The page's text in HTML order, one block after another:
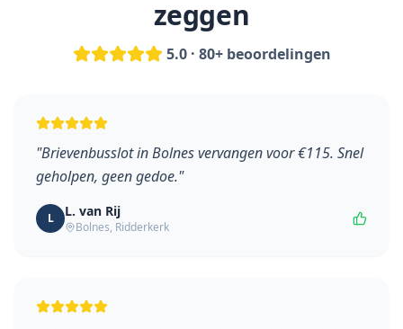
zeggen
5.0 · 80+ beoordelingen
"Brievenbusslot in Bolnes vervangen voor €115. Snel
geholpen, geen gedoe."
L L. van Rij
Bolnes, Ridderkerk